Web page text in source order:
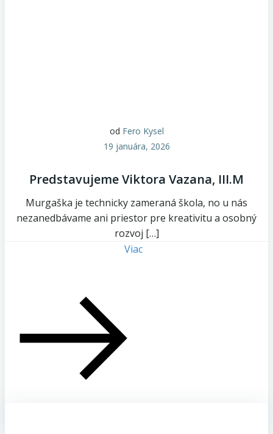
od Fero Kysel
19 januára, 2026
Predstavujeme Viktora Vazana, III.M
Murgaška je technicky zameraná škola, no u nás
nezanedbávame ani priestor pre kreativitu a osobný
rozvoj […]
Viac